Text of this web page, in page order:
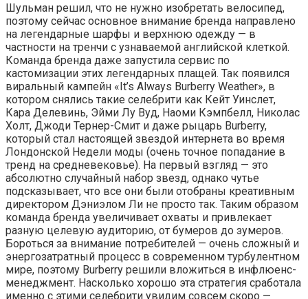
Шульман решил, что не нужно изобретать велосипед,
поэтому сейчас основное внимание бренда направлено
на легендарные шарфы и верхнюю одежду — в
частности на тренчи с узнаваемой английской клеткой.
Команда бренда даже запустила сервис по
кастомизации этих легендарных плащей. Так появился
виральный кампейн «It’s Always Burberry Weather», в
котором снялись такие селебрити как Кейт Уинслет,
Кара Делевинь, Эйми Лу Вуд, Наоми Кэмпбелл, Николас
Холт, Джоди Тернер-Смит и даже рыцарь Burberry,
который стал настоящей звездой интернета во время
Лондонской Недели моды (очень точное попадание в
тренд на средневековье). На первый взгляд — это
абсолютно случайный набор звезд, однако чутье
подсказывает, что все они были отобраны креативным
директором Дэниэлом Ли не просто так. Таким образом
команда бренда увеличивает охваты и привлекает
разную целевую аудиторию, от бумеров до зумеров.
Бороться за внимание потребителей — очень сложный и
энергозатратный процесс в современном турбулентном
мире, поэтому Burberry решили вложиться в инфлюенс-
менеджмент. Насколько хорошо эта стратегия сработала
именно с этими селебрити увидим совсем скоро —